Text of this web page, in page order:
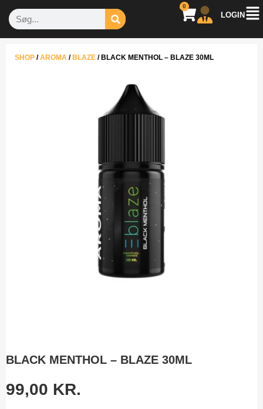
LOGIN
0
SHOP /AROMA / BLAZE / BLACK MENTHOL – BLAZE 30ML
BLACK MENTHOL – BLAZE 30ML
99,00 KR.